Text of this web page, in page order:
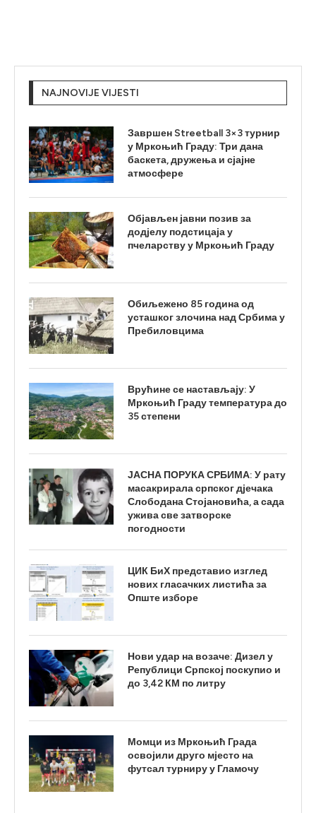
NAJNOVIJE VIJESTI
Завршен Streetball 3×3 турнир
у Мркоњић Граду: Три дана
баскета, дружења и сјајне
атмосфере
Објављен јавни позив за
додјелу подстицаја у
пчеларству у Мркоњић Граду
Обиљежено 85 година од
усташког злочина над Србима у
Пребиловцима
Врућине се настављају: У
Мркоњић Граду температура до
35 степени
ЈАСНА ПОРУКА СРБИМА: У рату
масакрирала српског дјечака
Слободана Стојановића, а сада
ужива све затворске
погодности
ЦИК БиХ представио изглед
нових гласачких листића за
Опште изборе
Нови удар на возаче: Дизел у
Републици Српској поскупио и
до 3,42 КМ по литру
Момци из Мркоњић Града
освојили друго мјесто на
футсал турниру у Гламочу